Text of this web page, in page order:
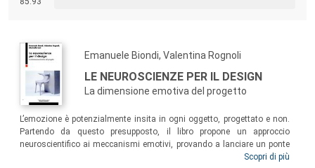
Emanuele Biondi, Valentina Rognoli
LE NEUROSCIENZE PER IL DESIGN
La dimensione emotiva del progetto
L’emozione è potenzialmente insita in ogni oggetto, progettato e non.
Partendo da questo presupposto, il libro propone un approccio
neuroscientifico ai meccanismi emotivi, provando a lanciare un ponte
tra le neuroscienze e il design. Un testo fondamentale per chi, designer
Scopri di più